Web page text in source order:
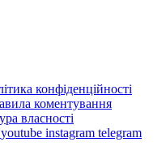
конфіденційності
коментування
власності
youtube instagram telegram